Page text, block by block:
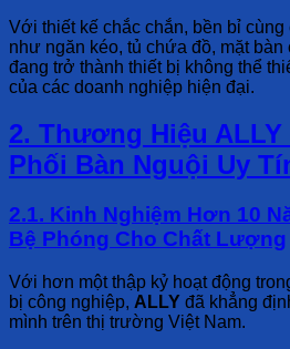
Với thiết kế chắc chắn, bền bỉ cùng
như ngăn kéo, tủ chứa đồ, mặt
đang trở thành thiết bị không thể
của các doanh nghiệp hiện đại.
2. Thương Hiệu
Phối Bàn Nguội Uy
2.1. Kinh Nghiệm Hơn 10
Bệ Phóng Cho Chất Lượng
Với hơn một thập kỷ hoạt động
bị công nghiệp, ALLY đã khẳng
mình trên thị trường Việt Nam.